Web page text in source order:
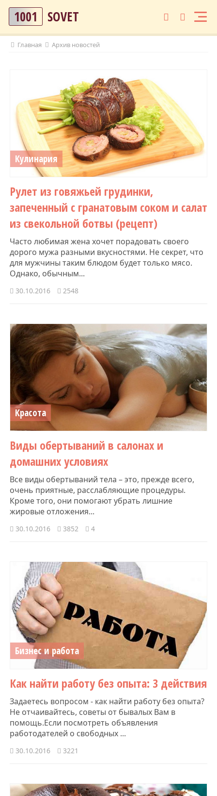
1001 SOVET
Главная Архив новостей
Кулинария
Рулет из говяжьей грудинки,
запеченный с гранатовым соком и салат
из свекольной ботвы (рецепт)
Часто любимая жена хочет порадовать своего
дорого мужа разными вкусностями. Не секрет, что
для мужчины таким блюдом будет только мясо.
Однако, обычным...
30.10.2016 2548
Красота
​Виды обертываний в салонах и
домашних условиях
Все виды обертываний тела – это, прежде всего,
очень приятные, расслабляющие процедуры.
Кроме того, они помогают убрать лишние
жировые отложения...
30.10.2016 3852 4
Бизнес и работа
Как найти работу без опыта: 3 действия
Задаетесь вопросом - как найти работу без опыта?
Не отчаивайтесь, советы от бывалых Вам в
помощь.Если посмотреть объявления
работодателей о свободных ...
30.10.2016 3221